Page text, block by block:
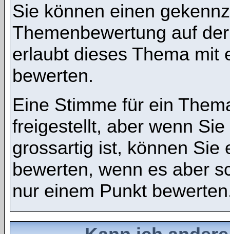
Sie können einen
Themenbewertung auf
erlaubt dieses Thema mit
bewerten.
Eine Stimme für ein
freigestellt, aber wenn
grossartig ist, können Sie
bewerten, wenn es aber
nur einem Punkt